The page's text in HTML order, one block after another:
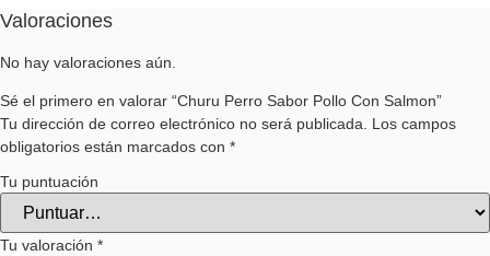
Valoraciones
No hay valoraciones aún.
Sé el primero en valorar “Churu Perro Sabor Pollo Con Salmon”
Tu dirección de correo electrónico no será publicada.
Los campos
obligatorios están marcados con *
Tu puntuación
Tu valoración *